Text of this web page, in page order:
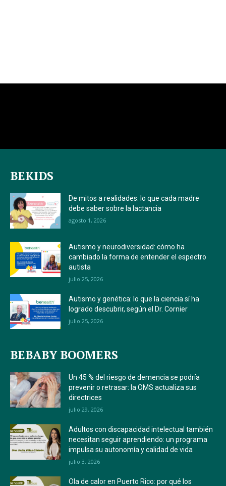
BEKIDS
De mitos a realidades: lo que cada madre
debe saber sobre la lactancia
agosto 1, 2026
Autismo y neurodiversidad: cómo ha
cambiado la forma de entender el espectro
autista
julio 25, 2026
Autismo y genética: lo que la ciencia sí ha
logrado descubrir, según el Dr. Cornier
julio 25, 2026
BEBABY BOOMERS
Un 45 % del riesgo de demencia se podría
prevenir o retrasar: la OMS actualiza sus
directrices
julio 29, 2026
Adultos con discapacidad intelectual también
necesitan seguir aprendiendo: un programa
impulsa su autonomía y calidad de vida
julio 3, 2026
Ola de calor en Puerto Rico: por qué los